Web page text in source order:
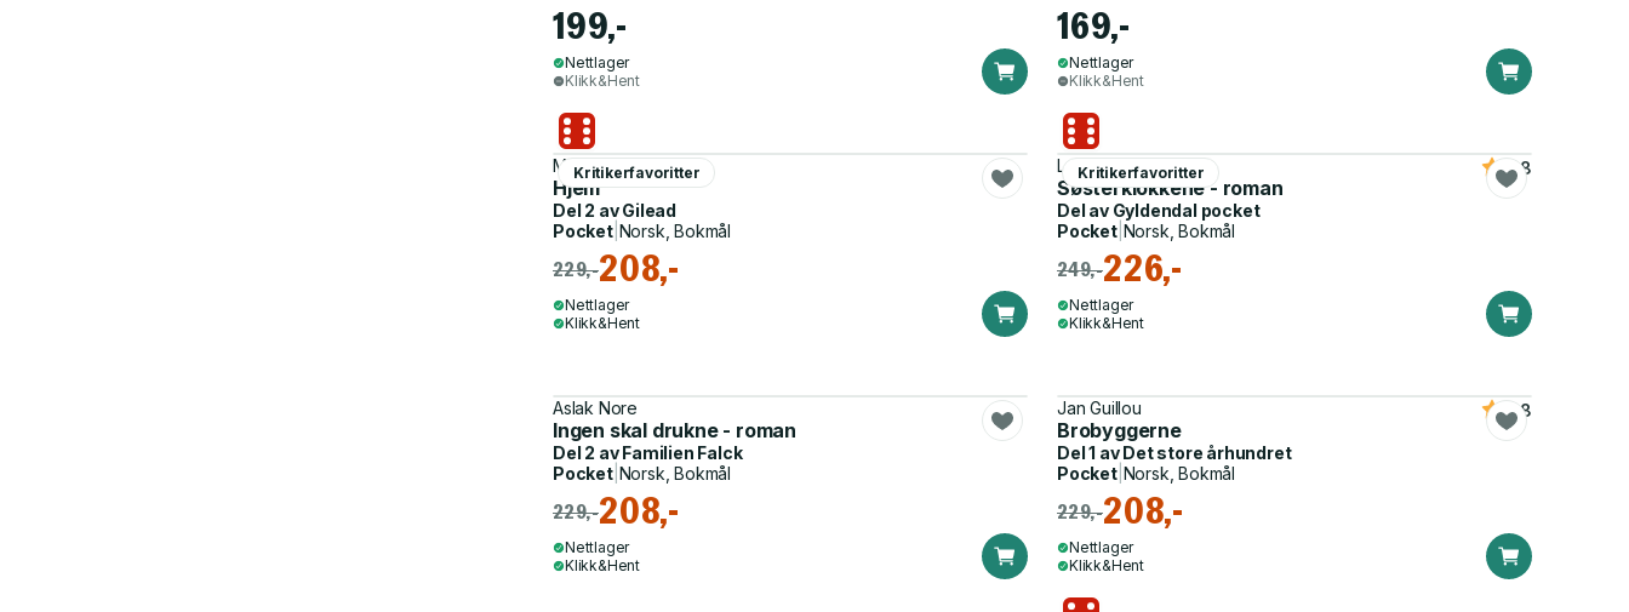
199,-
Nettlager
Klikk&Hent
169,-
Nettlager
Klikk&Hent
Kritikerfavoritter
Marilynne Robinson
Hjem
Del 2 avGilead
Pocket| Norsk, Bokmål
229,-208,-
Nettlager
Klikk&Hent
Kritikerfavoritter
Lars Mytting
Søsterklokkene - roman
4.8
Del av Gyldendal pocket
Pocket| Norsk, Bokmål
249,-226,-
Nettlager
Klikk&Hent
Aslak Nore
Ingen skal drukne - roman
Del 2 avFamilien Falck
Pocket| Norsk, Bokmål
229,-208,-
Nettlager
Klikk&Hent
Jan Guillou
Brobyggerne
4.8
Del 1 avDet store århundret
Pocket| Norsk, Bokmål
229,-208,-
Nettlager
Klikk&Hent